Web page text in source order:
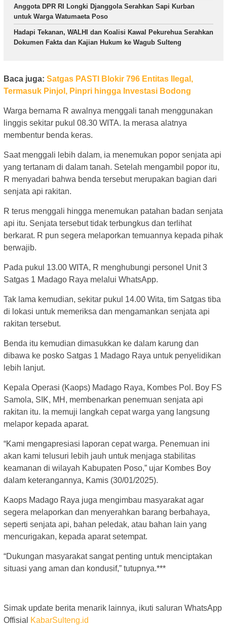
Anggota DPR RI Longki Djanggola Serahkan Sapi Kurban
untuk Warga Watumaeta Poso
Hadapi Tekanan, WALHI dan Koalisi Kawal Pekurehua Serahkan
Dokumen Fakta dan Kajian Hukum ke Wagub Sulteng
Baca juga: Satgas PASTI Blokir 796 Entitas Ilegal,
Termasuk Pinjol, Pinpri hingga Investasi Bodong
Warga bernama R awalnya menggali tanah menggunakan
linggis sekitar pukul 08.30 WITA. Ia merasa alatnya
membentur benda keras.
Saat menggali lebih dalam, ia menemukan popor senjata api
yang tertanam di dalam tanah. Setelah mengambil popor itu,
R menyadari bahwa benda tersebut merupakan bagian dari
senjata api rakitan.
R terus menggali hingga menemukan patahan badan senjata
api itu. Senjata tersebut tidak terbungkus dan terlihat
berkarat. R pun segera melaporkan temuannya kepada pihak
berwajib.
Pada pukul 13.00 WITA, R menghubungi personel Unit 3
Satgas 1 Madago Raya melalui WhatsApp.
Tak lama kemudian, sekitar pukul 14.00 Wita, tim Satgas tiba
di lokasi untuk memeriksa dan mengamankan senjata api
rakitan tersebut.
Benda itu kemudian dimasukkan ke dalam karung dan
dibawa ke posko Satgas 1 Madago Raya untuk penyelidikan
lebih lanjut.
Kepala Operasi (Kaops) Madago Raya, Kombes Pol. Boy FS
Samola, SIK, MH, membenarkan penemuan senjata api
rakitan itu. Ia memuji langkah cepat warga yang langsung
melapor kepada aparat.
“Kami mengapresiasi laporan cepat warga. Penemuan ini
akan kami telusuri lebih jauh untuk menjaga stabilitas
keamanan di wilayah Kabupaten Poso,” ujar Kombes Boy
dalam keterangannya, Kamis (30/01/2025).
Kaops Madago Raya juga mengimbau masyarakat agar
segera melaporkan dan menyerahkan barang berbahaya,
seperti senjata api, bahan peledak, atau bahan lain yang
mencurigakan, kepada aparat setempat.
“Dukungan masyarakat sangat penting untuk menciptakan
situasi yang aman dan kondusif,” tutupnya.***
Simak update berita menarik lainnya, ikuti saluran WhatsApp
Offisial
KabarSulteng.id